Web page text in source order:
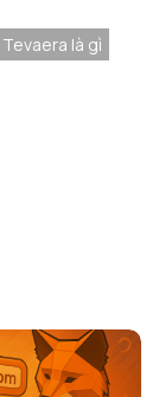
Tevaera là gì